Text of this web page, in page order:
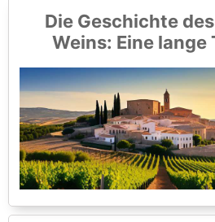
Die Geschichte
Weins: Eine lange